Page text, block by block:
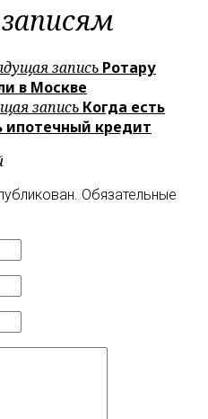
запись Ротару
в Москве
запись Когда есть
ипотечный кредит
Обязательные